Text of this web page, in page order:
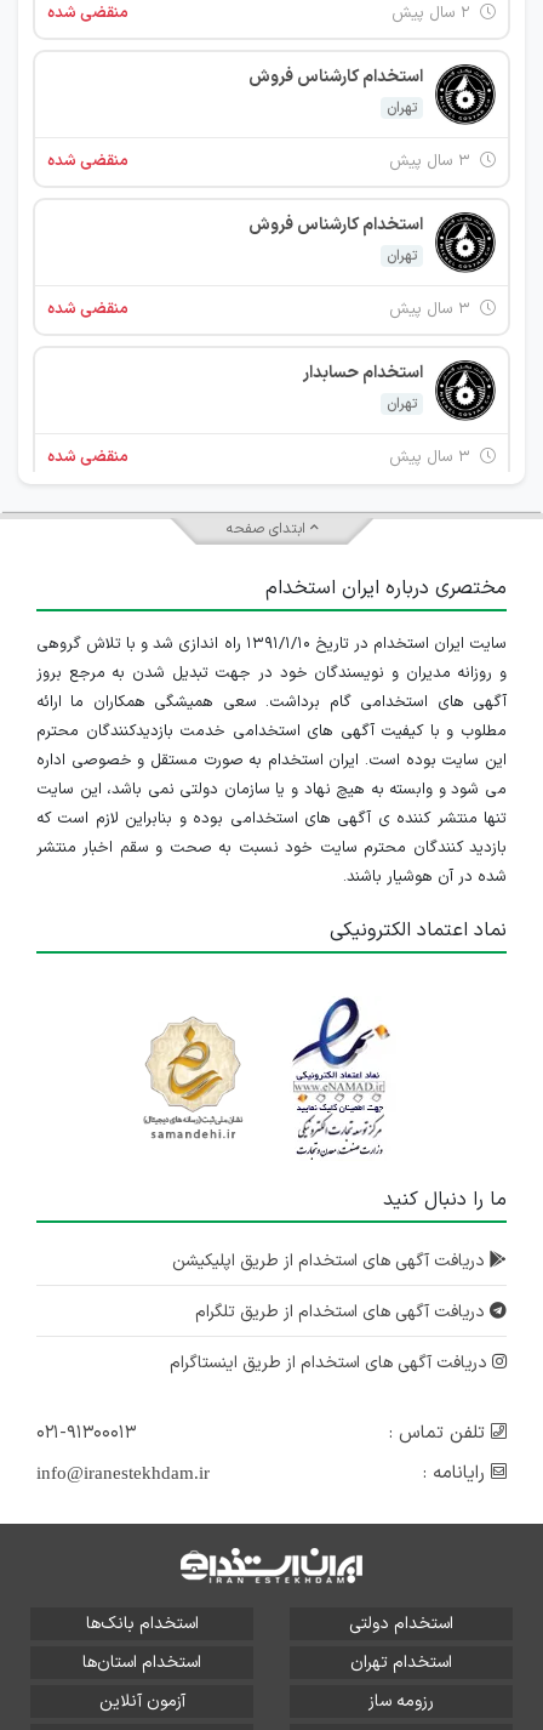
منقضی شده
استخدام کارشناس فروش
تهران
منقضی شده
استخدام کارشناس فروش
تهران
منقضی شده
استخدام حسابدار
تهران
منقضی شده
استخدام کارشناس فروش
۳ سال پیش منقضی شده
استخدام کارشناس فروش
تهران
۳ سال پیش منقضی شده
کارشناس فروش
تهران
کارشناس فروش
۳ سال پیش
حسابدار
تهران
ابتدای صفحه
مختصری درباره ایران استخدام
سایت ایران استخدام در تاریخ ۱۳۹۱/۱/۱۰ راه اندازی شد و با تلاش گروهی
و روزانه مدیران و نویسندگان خود در جهت تبدیل شدن به مرجع بروز
آگهی های استخدامی گام برداشت. سعی همیشگی همکاران ما ارائه
مطلوب و با کیفیت آگهی های استخدامی خدمت بازدیدکنندگان محترم
این سایت بوده است. ایران استخدام به صورت مستقل و خصوصی اداره
می شود و وابسته به هیچ نهاد و یا سازمان دولتی نمی باشد، این سایت
تنها منتشر کننده ی آگهی های استخدامی بوده و بنابراین لازم است که
بازدید کنندگان محترم سایت خود نسبت به صحت و سقم اخبار منتشر
شده در آن هوشیار باشند.
نماد اعتماد الکترونیکی
ما را دنبال کنید
دریافت آگهی های استخدام از طریق اپلیکیشن
دریافت آگهی های استخدام از طریق تلگرام
دریافت آگهی های استخدام از طریق اینستاگرام
تلفن تماس :
۰۲۱-۹۱۳۰۰۰۱۳
رایانامه :
info@iranestekhdam.ir
استخدام دولتی
استخدام بانک‌ها
استخدام تهران
استخدام استان‌ها
رزومه ساز
آزمون آنلاین